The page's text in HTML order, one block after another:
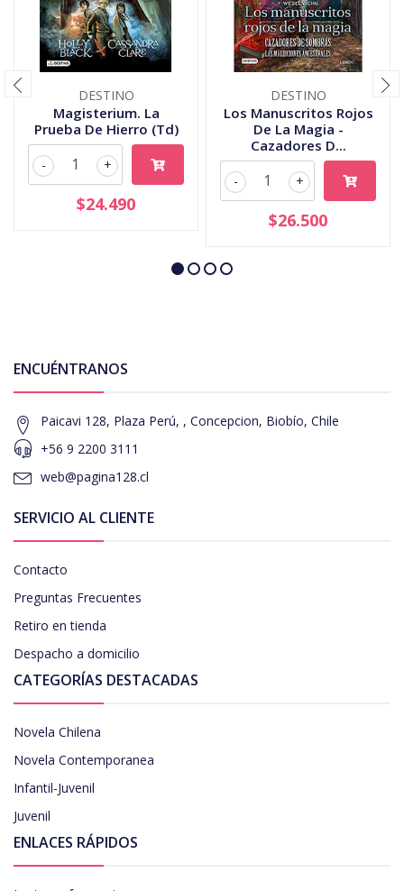
DESTINO
Magisterium. La
Prueba De Hierro (Td)
+
-
$24.490
DESTINO
Los Manuscritos Rojos
De La Magia -
Cazadores D...
+
-
$26.500
ENCUÉNTRANOS
Paicavi 128, Plaza Perú, , Concepcion, Biobío, Chile
+56 9 2200 3111
web@pagina128.cl
SERVICIO AL CLIENTE
Contacto
Preguntas Frecuentes
Retiro en tienda
Despacho a domicilio
CATEGORÍAS DESTACADAS
Novela Chilena
Novela Contemporanea
Infantil-Juvenil
Juvenil
ENLACES RÁPIDOS